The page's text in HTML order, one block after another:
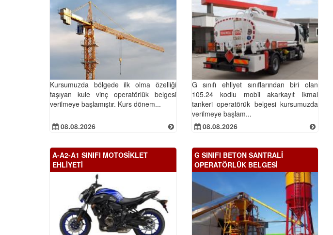
Kursumuzda bölgede ilk olma özelliği
taşıyan kule vinç operatörlük belgesi
verilmeye başlamıştır. Kurs dönem...
08.08.2026
G sınıfı ehliyet sınıflarından biri olan
105.24 kodlu mobil akarkayıt ikmal
tankeri operatörük belgesi kursumuzda
verilmeye başlam...
08.08.2026
A-A2-A1 SINIFI MOTOSİKLET
EHLİYETİ
G SINIFI BETON SANTRALİ
OPERATÖRLÜK BELGESİ